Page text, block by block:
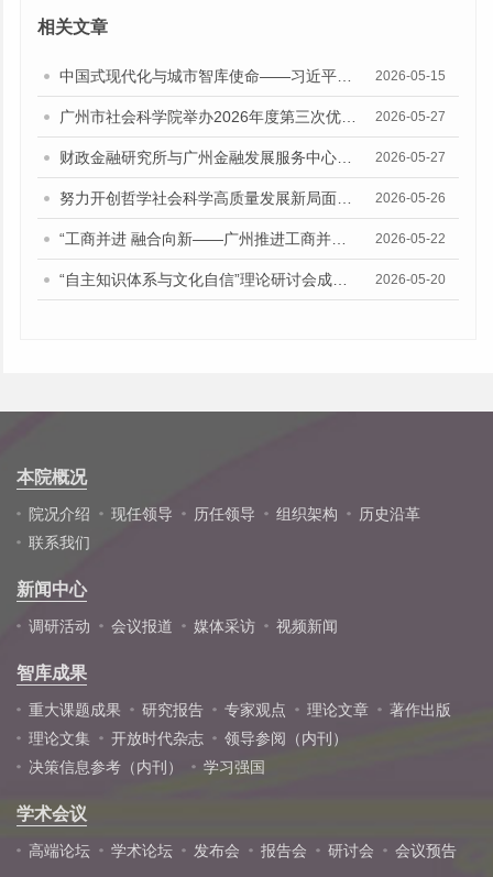
相关文章
2026-05-15
2026-05-27
2026-05-27
2026-05-26
2026-05-22
2026-05-20
本院概况
院况介绍 现任领导 历任领导 组织架构
历史沿革
联系我们
新闻中心
调研活动 会议报道 媒体采访 视频新闻
智库成果
重大课题成果 研究报告 专家观点 理论文章
著作出版
理论文集
开放时代杂志
领导参阅（内刊）
决策信息参考（内刊）
学习强国
学术会议
高端论坛 学术论坛 发布会 报告会 研讨会 会议预告